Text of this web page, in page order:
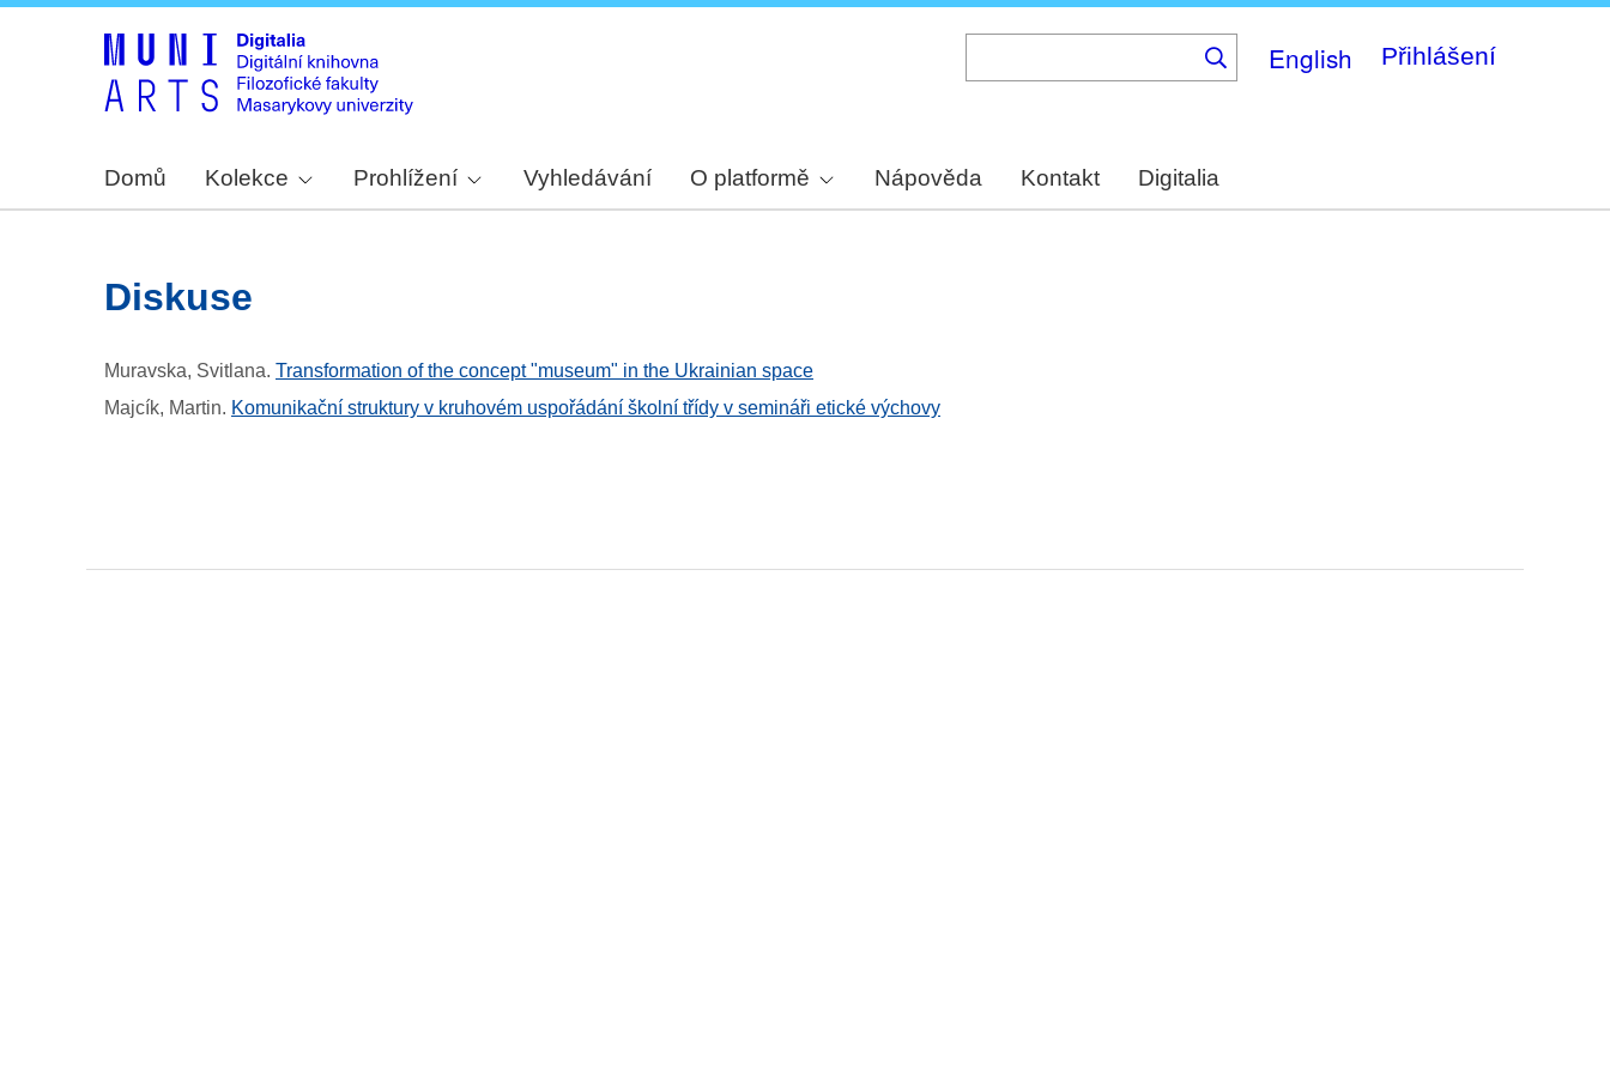
English Přihlášení
Domů Kolekce Prohlížení Vyhledávání O platformě Nápověda Kontakt Digitalia
diskuse
Muravska, Svitlana. Transformation of the concept "museum" in the Ukrainian space
Majcík, Martin. Komunikační struktury v kruhovém uspořádání školní třídy v semináři etické výchovy